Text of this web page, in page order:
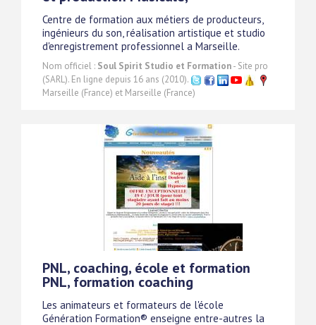
Centre de formation aux métiers de producteurs,
ingénieurs du son, réalisation artistique et studio
d'enregistrement professionnel a Marseille.
Nom officiel : Soul Spirit Studio et Formation- Site pro
(SARL). En ligne depuis 16 ans (2010).
Marseille (France) et Marseille (France)
PNL, coaching, école et formation
PNL, formation coaching
Les animateurs et formateurs de l'école
Génération Formation® enseigne entre-autres la